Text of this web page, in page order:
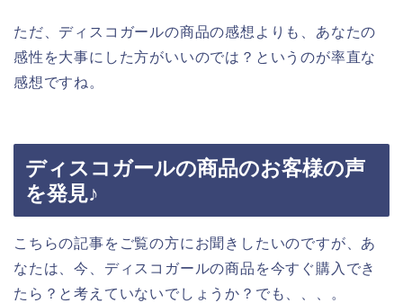
ただ、ディスコガールの商品の感想よりも、あなたの
感性を大事にした方がいいのでは？というのが率直な
感想ですね。
ディスコガールの商品のお客様の声
を発見♪
こちらの記事をご覧の方にお聞きしたいのですが、あ
なたは、今、ディスコガールの商品を今すぐ購入でき
たら？と考えていないでしょうか？でも、、、。